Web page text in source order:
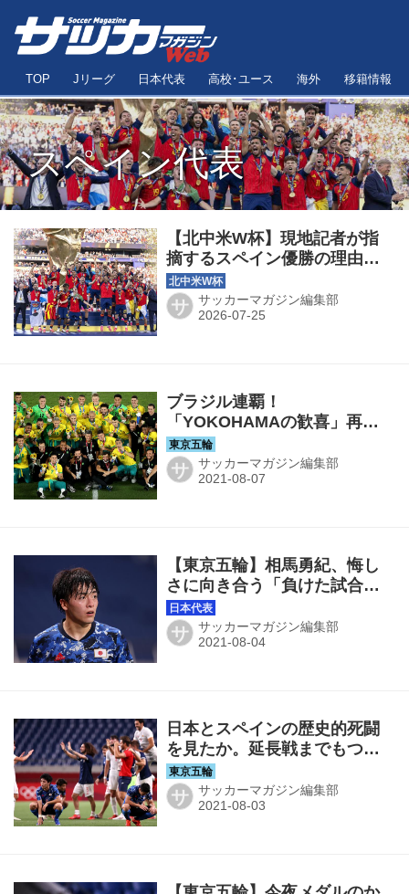
TOP Jリーグ 日本代表 高校･ユース 海外 移籍情報
スペイン代表
【北中米W杯】現地記者が指
摘するスペイン優勝の理由…
幼い頃からの『戦術教育』で
我々はオートマティズムを理
解し、ボールを「５００ユー
サ サッカーマガジン編集部
ブラジル連覇！
「YOKOHAMAの歓喜」再
び。スペインを振り切りチャ
ンピオンに◎東京五輪・男子
サ サッカーマガジン編集部
【東京五輪】相馬勇紀、悔し
さに向き合う「負けた試合に
は必ず敗因がある。目をつぶ
ってはいけない」
サ サッカーマガジン編集部
日本とスペインの歴史的死闘
を見たか。延長戦までもつれ
込んだが一瞬のスキでゴール
を許して0-1で屈する◎東京五
輪・男子
サ サッカーマガジン編集部